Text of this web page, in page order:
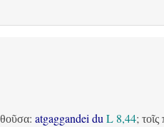
: atgaggandei du L 8,44;